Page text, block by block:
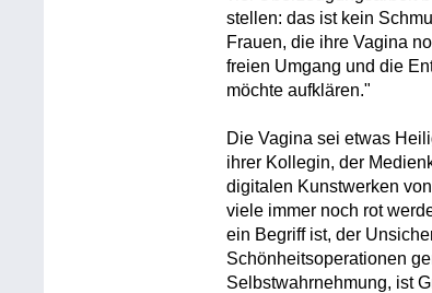
stellen: das ist kein
Frauen, die ihre Vagina
freien Umgang und die
möchte aufklären."
Die Vagina sei etwas
ihrer Kollegin, der
digitalen Kunstwerken
viele immer noch rot
ein Begriff ist, der
Schönheitsoperationen
Selbstwahrnehmung, ist